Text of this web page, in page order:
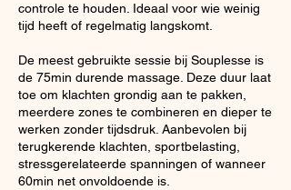
controle te houden. Ideaal voor wie weinig
tijd heeft of regelmatig langskomt.
De meest gebruikte sessie bij Souplesse is
de 75min durende massage. Deze duur laat
toe om klachten grondig aan te pakken,
meerdere zones te combineren en dieper te
werken zonder tijdsdruk. Aanbevolen bij
terugkerende klachten, sportbelasting,
stressgerelateerde spanningen of wanneer
60min net onvoldoende is.